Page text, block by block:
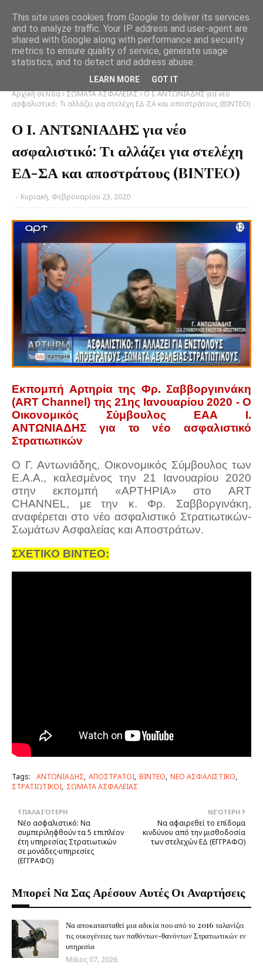
Αρχική σελίδα ΣΩΜΑΤΑ ΑΣΦΑΛΕΙΑΣ Ο Ι. ΑΝΤΩΝΙΑΔΗΣ για νέο
ασφαλιστικό: Τι αλλάζει για στελέχη ΕΔ-ΣΑ και αποστράτους (BINTEO)
Ο Ι. ΑΝΤΩΝΙΑΔΗΣ για νέο
ασφαλιστικό: Τι αλλάζει για στελέχη
ΕΔ-ΣΑ και αποστράτους (BINTEO)
- Κυριακή, Φεβρουαρίου 23, 2020
Εκπομπή Αρτηρία της Φρ. Σαββοργιnνάκη
(ART Channel) της 21ης Ιανουαρίου 2020 - Ο
Οικονομικός Σύμβουλος ΕΑΑ Ι.
ΑΝΤΩΝΙΑΔΗΣ για το νέο ασφαλιστικό
Στρατιωτικών
Ο Γ. Αντωνιάδης, Οικονομικός Σύμβουλος των
Ε.Α.Α., καλεσμένος την 21 Ιανουαρίου 2020
στην εκπομπή «ΑΡΤΗΡΙΑ» στο ART
CHANNEL, με την κ. Φρ. Σαββοργινάκη,
αναφέρεται στο νέο ασφαλιστικό Στρατιωτικών-
Σωμάτων Ασφαλείας και Αποστράτων.
ΣΧΕΤΙΚΟ ΒΙΝΤΕΟ:
Tags: ΑΝΤΩΝΙΑΔΗΣ ΑΠΟΣΤΡΑΤΟΙ ΒΙΝΤΕΟ ΝΕΟ ΑΣΦΑΛΙΣΤΙΚΟ
ΣΤΡΑΤΙΩΤΙΚΟΙ ΣΩΜΑΤΑ ΑΣΦΑΛΕΙΑΣ
ΝΕΌΤΕΡΗ
Να αφαιρεθεί το επίδομα
κινδύνου από την μισθοδοσία
των στελεχών ΕΔ (ΕΓΓΡΑΦΟ)
ΠΑΛΑΙΌΤΕΡΗ
Νέο ασφαλιστικό: Να
συμπεριληφθούν τα 5 επιπλέον
έτη υπηρεσίας Στρατιωτικών
σε μονάδες-υπηρεσίες
(ΕΓΓΡΑΦΟ)
Μπορεί Να Σας Αρέσουν Αυτές Οι Αναρτήσεις
Να αποκατασταθεί μια αδικία που από το 2016 ταλανίζει
τις οικογένειες των παθόντων-θανόντων Στρατιωτικών εν
υπηρεσία
Μάϊος 07, 2026
This site uses cookies from Google to deliver its services
and to analyze traffic. Your IP address and user-agent are
shared with Google along with performance and security
metrics to ensure quality of service, generate usage
statistics, and to detect and address abuse.
LEARN MORE GOT IT